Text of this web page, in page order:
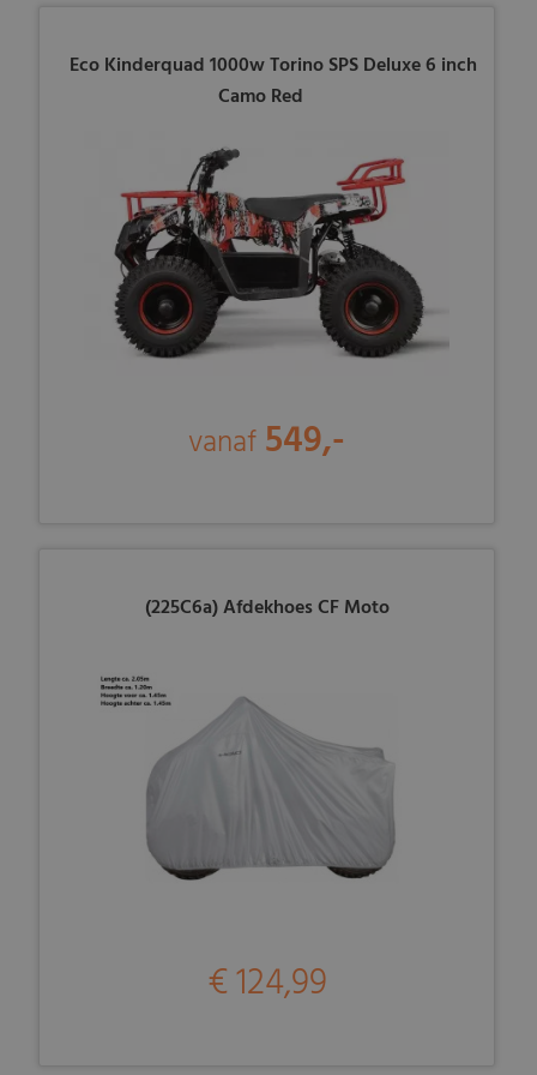
Eco Kinderquad 1000w Torino SPS Deluxe 6 inch
Camo Red
vanaf 549,-
(225C6a) Afdekhoes CF Moto
€ 124,99